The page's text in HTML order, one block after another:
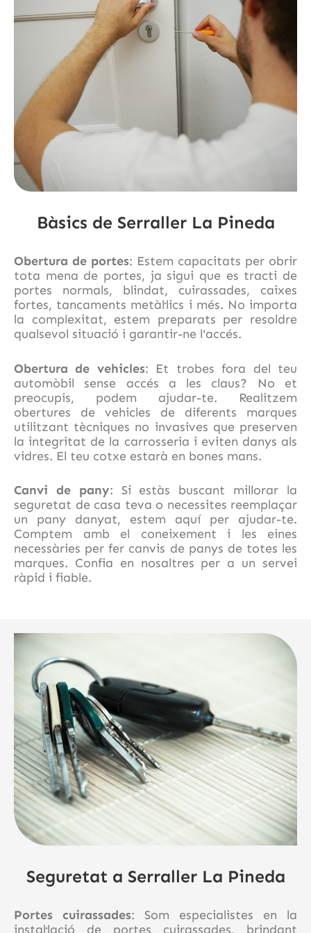
Bàsics de Serraller La Pineda
Obertura de portes: Estem capacitats per obrir
tota mena de portes, ja sigui que es tracti de
portes normals, blindat, cuirassades, caixes
fortes, tancaments metàl·lics i més. No importa
la complexitat, estem preparats per resoldre
qualsevol situació i garantir-ne l'accés.
Obertura de vehicles: Et trobes fora del teu
automòbil sense accés a les claus? No et
preocupis, podem ajudar-te. Realitzem
obertures de vehicles de diferents marques
utilitzant tècniques no invasives que preserven
la integritat de la carrosseria i eviten danys als
vidres. El teu cotxe estarà en bones mans.
Canvi de pany: Si estàs buscant millorar la
seguretat de casa teva o necessites reemplaçar
un pany danyat, estem aquí per ajudar-te.
Comptem amb el coneixement i les eines
necessàries per fer canvis de panys de totes les
marques. Confia en nosaltres per a un servei
ràpid i fiable.
Seguretat a Serraller La Pineda
Portes cuirassades: Som especialistes en la
instal·lació de portes cuirassades, brindant